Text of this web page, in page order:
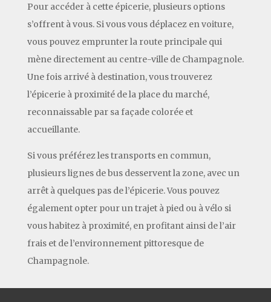
Pour accéder à cette épicerie, plusieurs options
s’offrent à vous. Si vous vous déplacez en voiture,
vous pouvez emprunter la route principale qui
mène directement au centre-ville de Champagnole.
Une fois arrivé à destination, vous trouverez
l’épicerie à proximité de la place du marché,
reconnaissable par sa façade colorée et
accueillante.
Si vous préférez les transports en commun,
plusieurs lignes de bus desservent la zone, avec un
arrêt à quelques pas de l’épicerie. Vous pouvez
également opter pour un trajet à pied ou à vélo si
vous habitez à proximité, en profitant ainsi de l’air
frais et de l’environnement pittoresque de
Champagnole.